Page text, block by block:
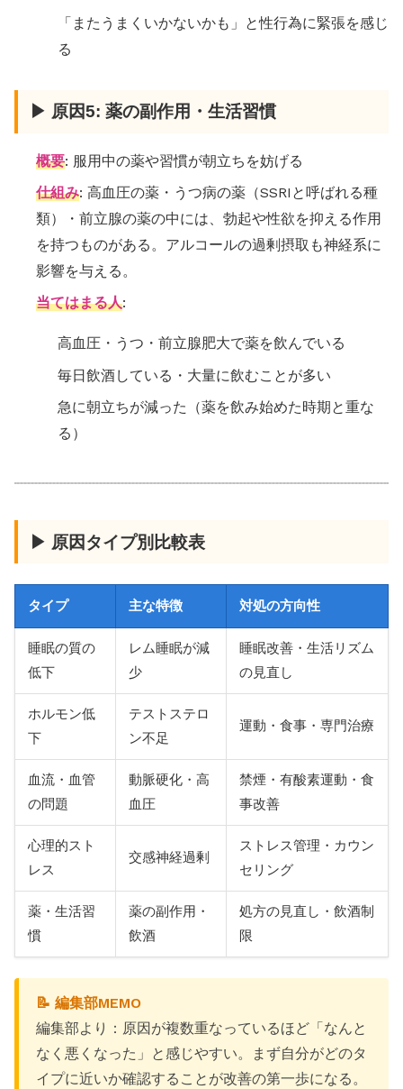
「またうまくいかないかも」と性行為に緊張を感じ
る
▶ 原因5: 薬の副作用・生活習慣
概要: 服用中の薬や習慣が朝立ちを妨げる
仕組み: 高血圧の薬・うつ病の薬（SSRIと呼ばれる種
類）・前立腺の薬の中には、勃起や性欲を抑える作用
を持つものがある。アルコールの過剰摂取も神経系に
影響を与える。
当てはまる人:
高血圧・うつ・前立腺肥大で薬を飲んでいる
毎日飲酒している・大量に飲むことが多い
急に朝立ちが減った（薬を飲み始めた時期と重な
る）
▶ 原因タイプ別比較表
タイプ 主な特徴 対処の方向性
睡眠の質の
低下
レム睡眠が減
少
睡眠改善・生活リズム
の見直し
ホルモン低
下
テストステロ
ン不足
運動・食事・専門治療
血流・血管
の問題
動脈硬化・高
血圧
禁煙・有酸素運動・食
事改善
心理的スト
レス
交感神経過剰
ストレス管理・カウン
セリング
薬・生活習
慣
薬の副作用・
飲酒
処方の見直し・飲酒制
限
📝 編集部MEMO
編集部より：原因が複数重なっているほど「なんと
なく悪くなった」と感じやすい。まず自分がどのタ
イプに近いか確認することが改善の第一歩になる。